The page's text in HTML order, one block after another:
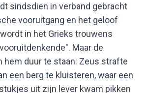
sindsdien in verband gebracht
vooruitgang en het geloof
in het Grieks trouwens
Maar de
hem duur te staan: Zeus strafte
een berg te kluisteren, waar een
uit zijn lever kwam pikken